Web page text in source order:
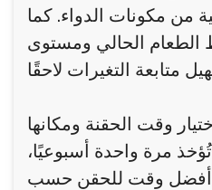
من مكونات الدواء. كما
الحالي ومستوى
وقت الحقنة ومكانها
مرة واحدة أسبوعيًا،
أفضل وقت للحقن حسب